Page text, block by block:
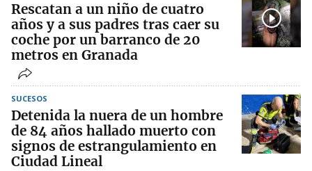
Rescatan a un niño de cuatro
años y a sus padres tras caer su
coche por un barranco de 20
metros en Granada
SUCESOS
Detenida la nuera de un hombre
de 84 años hallado muerto con
signos de estrangulamiento en
Ciudad Lineal